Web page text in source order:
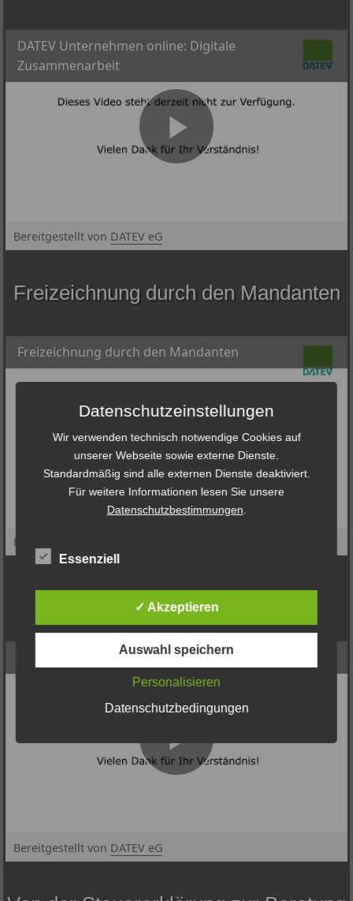
DATEV Unternehmen online: Digitale
Zusammenarbeit
Bereitgestellt von DATEV eG
Freizeichnung durch den Mandanten
Freizeichnung durch den Mandanten
Bereitgestellt von
Ordnungsgemäße Kassenführung
Ordnungsgemäße Kassenführung
Bereitgestellt von DATEV eG
Datenschutzeinstellungen
Wir verwenden technisch notwendige Cookies auf
unserer Webseite sowie externe Dienste.
Standardmäßig sind alle externen Dienste deaktiviert.
Für weitere Informationen lesen Sie unsere
Datenschutzbestimmungen
Essenziell
✓ Akzeptieren
Auswahl speichern
Personalisieren
Datenschutzbedingungen